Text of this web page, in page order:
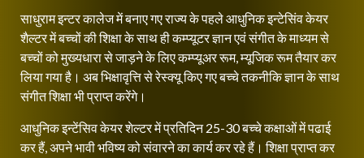
साधुराम इन्टर कालेज में बनाए गए राज्य के पहले आधुनिक इन्टेसिंव केयर
शैल्टर में बच्चों की शिक्षा के साथ ही कम्प्यूटर ज्ञान एवं संगीत के माध्यम से
बच्चों को मुख्यधारा से जाड़ने के लिए कम्प्यूअर रूम, म्यूजिक रूम तैयार कर
लिया गया है। अब भिक्षावृत्ति से रेस्क्यू किए गए बच्चे तकनीकि ज्ञान के साथ
संगीत शिक्षा भी प्राप्त करेंगे।
आधुनिक इन्टेंसिव केयर शेल्टर में प्रतिदिन 25-30 बच्चे कक्षाओं में पढाई
कर हैं, अपने भावी भविष्य को संवारने का कार्य कर रहे हैं। शिक्षा प्राप्त कर